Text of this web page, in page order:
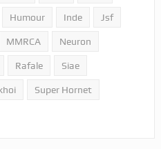
Humour Inde Jsf
MMRCA Neuron
Rafale Siae
Super Hornet